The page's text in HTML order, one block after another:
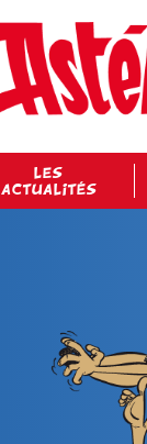
LES
ACTUALITÉS